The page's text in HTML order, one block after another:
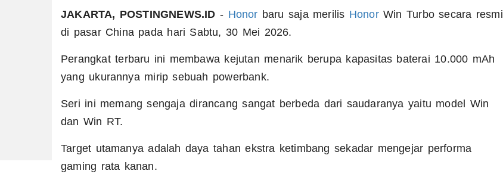
JAKARTA, POSTINGNEWS.ID - Honor baru saja merilis HonorWin Turbo secara resmi
di pasar China pada hari Sabtu, 30 Mei 2026.
Perangkat terbaru ini membawa kejutan menarik berupa kapasitas baterai 10.000 mAh
yang ukurannya mirip sebuah powerbank.
Seri ini memang sengaja dirancang sangat berbeda dari saudaranya yaitu model Win
dan Win RT.
Target utamanya adalah daya tahan ekstra ketimbang sekadar mengejar performa
gaming rata kanan.